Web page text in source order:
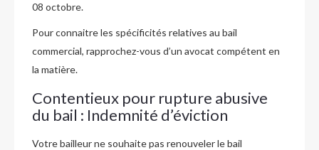
08 octobre.
Pour connaitre les spécificités relatives au bail
commercial, rapprochez-vous d’un avocat compétent en
la matière.
Contentieux pour rupture abusive
du bail : Indemnité d’éviction
Votre bailleur ne souhaite pas renouveler le bail